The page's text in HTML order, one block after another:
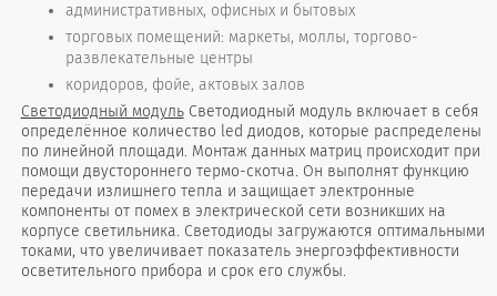
административных, офисных и бытовых
торговых помещений: маркеты, моллы, торгово-
развлекательные центры
коридоров, фойе, актовых залов
Светодиодный модульСветодиодный модуль включает в себя
определённое количество led диодов, которые распределены
по линейной площади. Монтаж данных матриц происходит при
помощи двустороннего термо-скотча. Он выполнят функцию
передачи излишнего тепла и защищает электронные
компоненты от помех в электрической сети возникших на
корпусе светильника. Светодиоды загружаются оптимальными
токами, что увеличивает показатель энергоэффективности
осветительного прибора и срок его службы.